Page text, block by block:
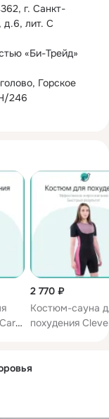
2 770 ₽
Костюм-сауна
похудения
г. Санкт-
д.6, лит. С
«Би-Трейд»
Горское
246